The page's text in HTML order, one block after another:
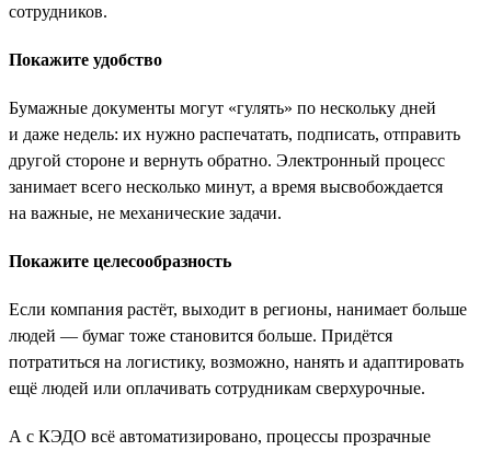
сотрудников.
Покажите удобство
Бумажные документы могут «гулять» по нескольку дней
и даже недель: их нужно распечатать, подписать, отправить
другой стороне и вернуть обратно. Электронный процесс
занимает всего несколько минут, а время высвобождается
на важные, не механические задачи.
Покажите целесообразность
Если компания растёт, выходит в регионы, нанимает больше
людей — бумаг тоже становится больше. Придётся
потратиться на логистику, возможно, нанять и адаптировать
ещё людей или оплачивать сотрудникам сверхурочные.
А с КЭДО всё автоматизировано, процессы прозрачные